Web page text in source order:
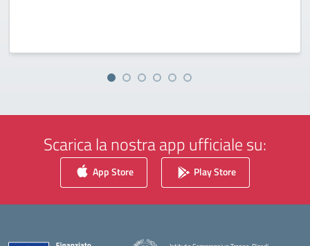
Scarica la nostra app ufficiale su:
App Store Play Store